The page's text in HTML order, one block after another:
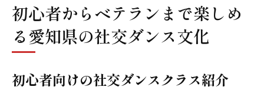
初心者からベテランまで楽しめ
る愛知県の社交ダンス文化
初心者向けの社交ダンスクラス紹介